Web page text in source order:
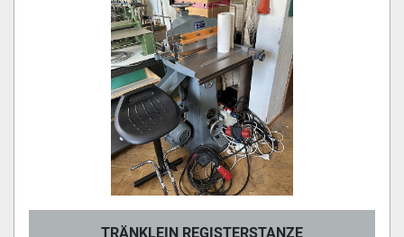
TRÄNKLEIN REGISTERSTANZE